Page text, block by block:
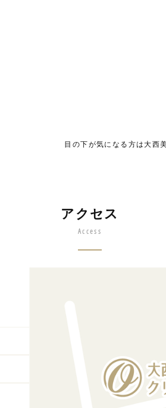
目の下が気になる方は大西
アクセス
Access